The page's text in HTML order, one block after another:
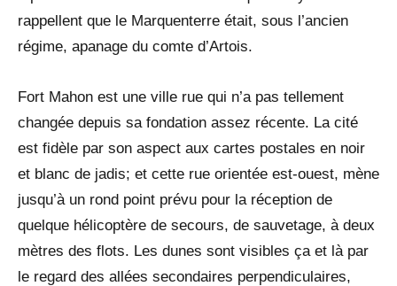
rappellent que le Marquenterre était, sous l’ancien
régime, apanage du comte d’Artois.
Fort Mahon est une ville rue qui n’a pas tellement
changée depuis sa fondation assez récente. La cité
est fidèle par son aspect aux cartes postales en noir
et blanc de jadis; et cette rue orientée est-ouest, mène
jusqu’à un rond point prévu pour la réception de
quelque hélicoptère de secours, de sauvetage, à deux
mètres des flots. Les dunes sont visibles ça et là par
le regard des allées secondaires perpendiculaires,